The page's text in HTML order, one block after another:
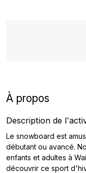
À propos
Description de
Le snowboard est
débutant ou avancé.
enfants et adultes à
découvrir ce sport